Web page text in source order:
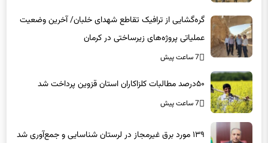
عملیاتی پروژه‌های زیرساختی در کرمان
7 ساعت پیش
7 ساعت پیش
7 ساعت پیش